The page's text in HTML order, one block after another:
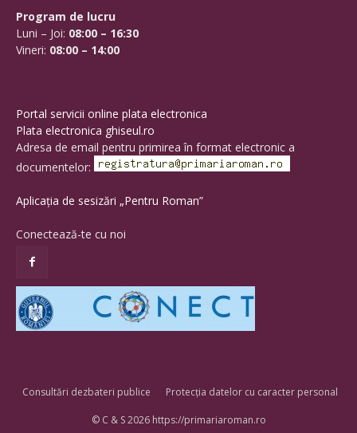
Program de lucru
Luni – Joi: 08:00 – 16:30
Vineri: 08:00 – 14:00
Portal servicii online plata electronica
Plata electronica ghiseul.ro
Adresa de email pentru primirea în format electronic a
documentelor:
Aplicația de sesizări „Pentru Roman”
Conectează-te cu noi
Consultări dezbateri publice Protecția datelor cu caracter personal
© C & S 2026 https://primariaroman.ro